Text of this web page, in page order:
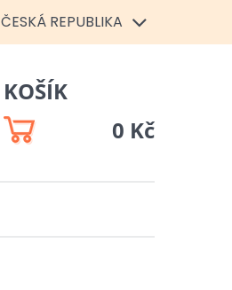
ČESKÁ REPUBLIKA
KOŠÍK
0 Kč